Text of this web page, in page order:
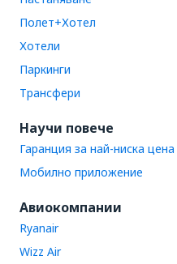
Полет+Хотел
Хотели
Паркинги
Трансфери
Научи повече
Гаранция за най-ниска цена
Мобилно приложение
Авиокомпании
Ryanair
Wizz Air